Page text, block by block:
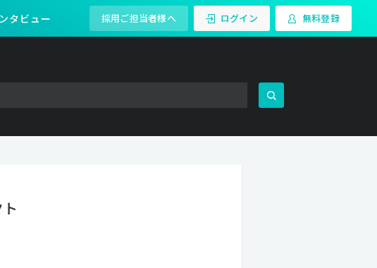
タビュー 採用ご担当者様へ ログイン 無料登録